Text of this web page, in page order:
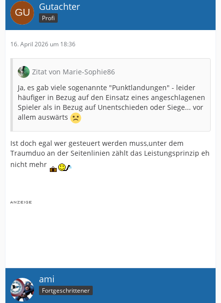
Gutachter
Profi
16. April 2026 um 18:36
Zitat von Marie-Sophie86
Ja, es gab viele sogenannte "Punktlandungen" - leider
häufiger in Bezug auf den Einsatz eines angeschlagenen
Spieler als in Bezug auf Unentschieden oder Siege... vor
allem auswärts
Ist doch egal wer gesteuert werden muss,unter dem
Traumduo an der Seitenlinien zählt das Leistungsprinzip eh
nicht mehr
ami
Fortgeschrittener